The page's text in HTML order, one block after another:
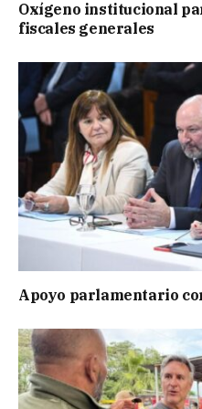
Oxígeno institucional
fiscales generales
Apoyo parlamentario